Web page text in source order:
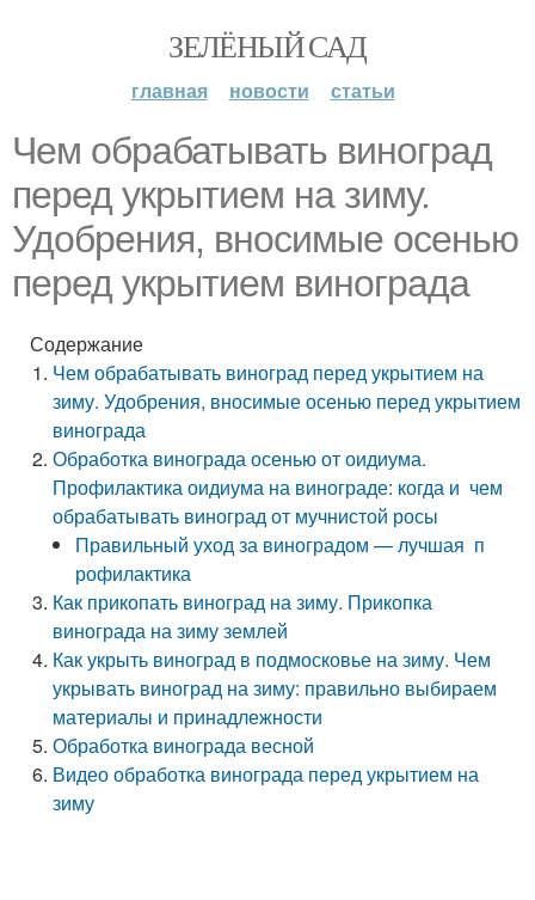
ЗЕЛЁНЫЙ САД
главная новости статьи
Чем обрабатывать виноград
перед укрытием на зиму.
Удобрения, вносимые осенью
перед укрытием винограда
Содержание
Чем обрабатывать виноград перед укрытием на
зиму. Удобрения, вносимые осенью перед укрытием
винограда
Обработка винограда осенью от оидиума.
Профилактика оидиума на винограде: когда и чем
обрабатывать виноград от мучнистой росы
Правильный уход за виноградом — лучшая п
рофилактика
Как прикопать виноград на зиму. Прикопка
винограда на зиму землей
Как укрыть виноград в подмосковье на зиму. Чем
укрывать виноград на зиму: правильно выбираем
материалы и принадлежности
Обработка винограда весной
Видео обработка винограда перед укрытием на
зиму